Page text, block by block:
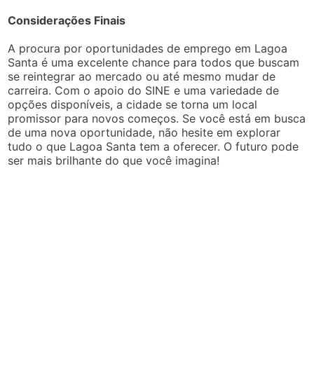
Considerações Finais
A procura por oportunidades de emprego em Lagoa
Santa é uma excelente chance para todos que buscam
se reintegrar ao mercado ou até mesmo mudar de
carreira. Com o apoio do SINE e uma variedade de
opções disponíveis, a cidade se torna um local
promissor para novos começos. Se você está em busca
de uma nova oportunidade, não hesite em explorar
tudo o que Lagoa Santa tem a oferecer. O futuro pode
ser mais brilhante do que você imagina!